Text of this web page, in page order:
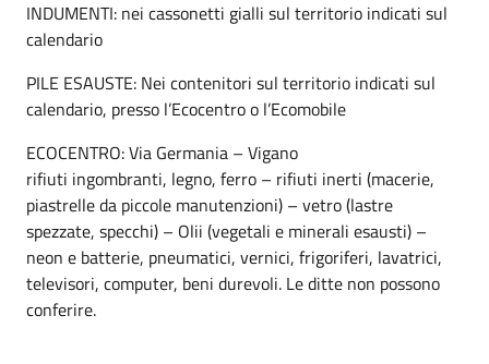
INDUMENTI: nei cassonetti gialli sul territorio indicati sul
calendario
PILE ESAUSTE: Nei contenitori sul territorio indicati sul
calendario, presso l’Ecocentro o l’Ecomobile
ECOCENTRO: Via Germania – Vigano
rifiuti ingombranti, legno, ferro – rifiuti inerti (macerie,
piastrelle da piccole manutenzioni) – vetro (lastre
spezzate, specchi) – Olii (vegetali e minerali esausti) –
neon e batterie, pneumatici, vernici, frigoriferi, lavatrici,
televisori, computer, beni durevoli. Le ditte non possono
conferire.